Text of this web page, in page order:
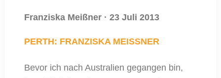
Franziska Meißner · 23 Juli 2013
PERTH: FRANZISKA MEISSNER
Bevor ich nach Australien gegangen bin,